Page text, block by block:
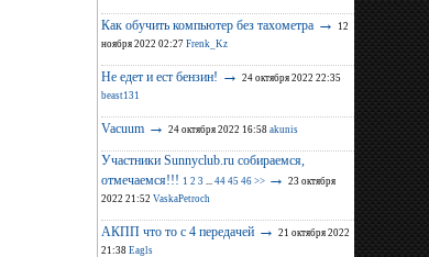
Как обучить компьютер без тахометра →
12
ноября 2022 02:27 Frenk_Kz
Не едет и ест бензин! → 24 октября 2022 22:35
beast131
Vacuum → 24 октября 2022 16:58 akunis
Участники Sunnyclub.ru собираемся,
отмечаемся!!! 1 2 3 44 45 46 >> → 23 октября
2022 21:52 VaskaPetroch
АКПП что то с 4 передачей → 21 октября 2022
21:38 Eagls